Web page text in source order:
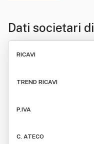
Dati societari di
RICAVI
TREND RICAVI
P.IVA
C. ATECO